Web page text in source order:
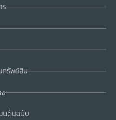
ร
ทรัพย์สิน
นต้นฉบับ